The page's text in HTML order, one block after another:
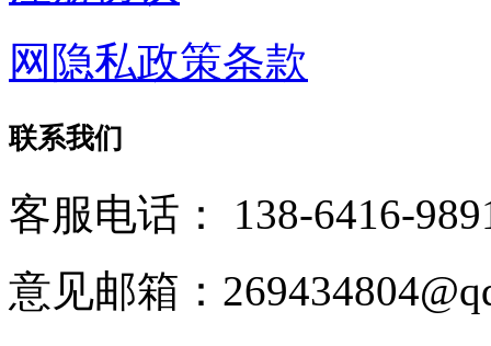
网隐私政策条款
联系我们
客服电话： 138-6416-
意见邮箱：